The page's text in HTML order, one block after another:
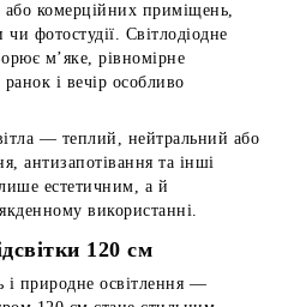
або комерційних приміщень,
фотостудії. Світлодіодне
м’яке, рівномірне
і вечір особливо
— теплий, нейтральний або
антизапотівання та інші
естетичним, а й
використанні.
120 см
і природне освітлення —